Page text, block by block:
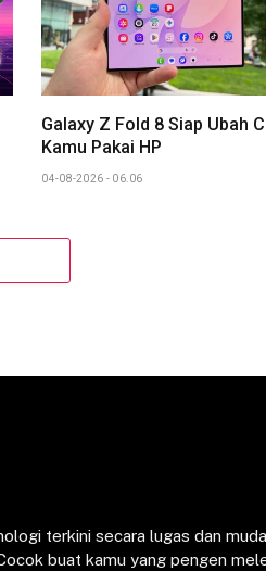
Galaxy Z Fold 8 Siap Ubah
Kamu Pakai HP
04-08-2026 - 06.06
terkini secara lugas dan
buat kamu yang pengen